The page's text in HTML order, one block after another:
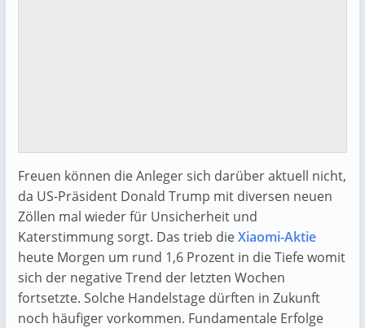
Freuen können die Anleger sich darüber aktuell nicht,
da US-Präsident Donald Trump mit diversen neuen
Zöllen mal wieder für Unsicherheit und
Katerstimmung sorgt. Das trieb dieXiaomi-Aktie
heute Morgen um rund 1,6 Prozent in die Tiefe womit
sich der negative Trend der letzten Wochen
fortsetzte. Solche Handelstage dürften in Zukunft
noch häufiger vorkommen. Fundamentale Erfolge